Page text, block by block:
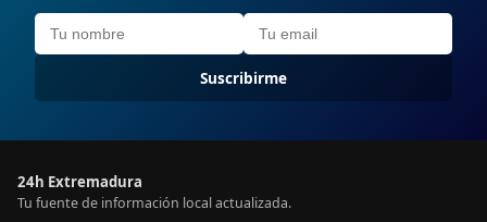
Suscribirme
24h Extremadura
Tu fuente de información local actualizada.